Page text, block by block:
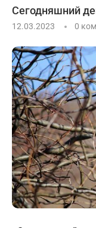
Сегодняшний
12.03.2023 0